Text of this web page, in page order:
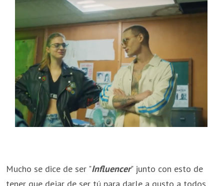
Mucho se dice de ser "Influencer" junto con esto de